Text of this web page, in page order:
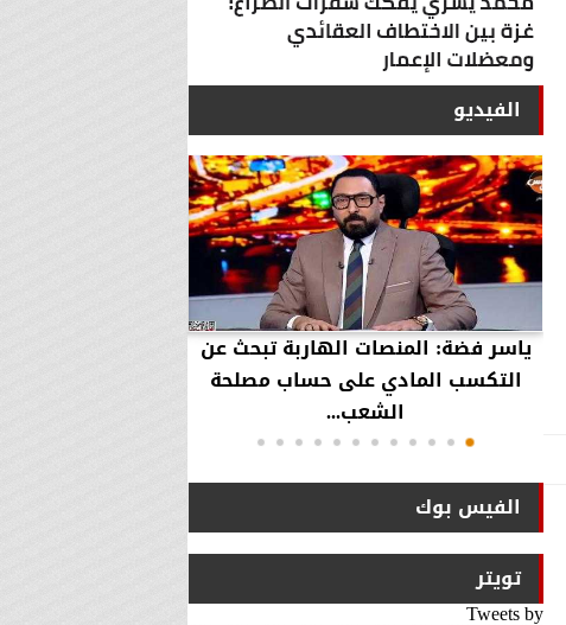
الفيديو
ياسر فضة: المنصات الهاربة تبحث عن
التكسب المادي على حساب مصلحة
الشعب...
الفيس بوك
تويتر
Tweets by